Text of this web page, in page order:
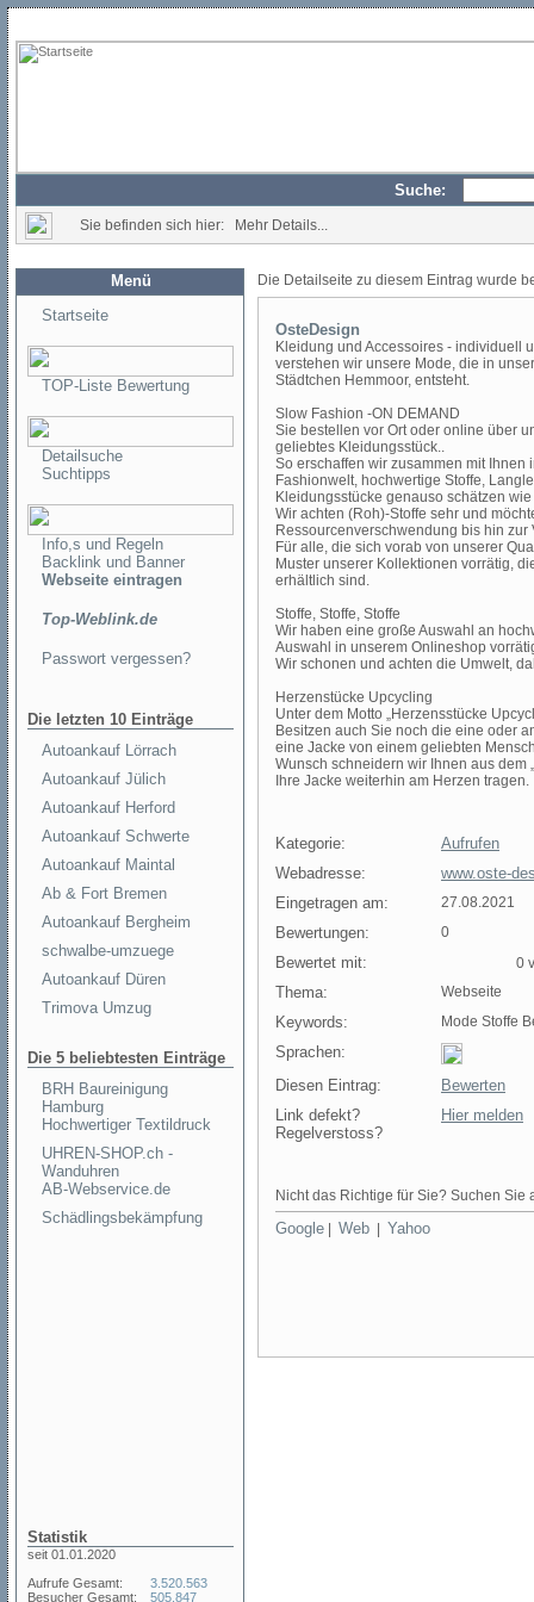
Suche:
Sie befinden sich hier: Mehr Details...
Menü
Startseite
TOP-Liste Bewertung
Detailsuche
Suchtipps
Info,s und Regeln
Backlink und Banner
Webseite eintragen
Top-Weblink.de
Passwort vergessen?
Die letzten 10 Einträge
Autoankauf Lörrach
Autoankauf Jülich
Autoankauf Herford
Autoankauf Schwerte
Autoankauf Maintal
Ab & Fort Bremen
Autoankauf Bergheim
schwalbe-umzuege
Autoankauf Düren
Trimova Umzug
Die 5 beliebtesten Einträge
BRH Baureinigung
Hamburg
Hochwertiger Textildruck
UHREN-SHOP.ch -
Wanduhren
AB-Webservice.de
Schädlingsbekämpfung
Statistik
seit 01.01.2020
Aufrufe Gesamt:
Besucher Gesamt:
3.520.563
505.847
Die Detailseite zu diesem Eintrag wurde
OsteDesign
Kleidung und Accessoires - individuell
verstehen wir unsere Mode, die in
Städtchen Hemmoor, entsteht.
Slow Fashion -ON DEMAND
Sie bestellen vor Ort oder online über
geliebtes Kleidungsstück..
So erschaffen wir zusammen mit
Fashionwelt, hochwertige Stoffe,
Kleidungsstücke genauso schätzen wie
Wir achten (Roh)-Stoffe sehr und
Ressourcenverschwendung bis hin
Für alle, die sich vorab von unserer
Muster unserer Kollektionen vorrätig,
erhältlich sind.
Stoffe, Stoffe, Stoffe
Wir haben eine große Auswahl an
Auswahl in unserem Onlineshop
Wir schonen und achten die Umwelt,
Herzenstücke Upcycling
Unter dem Motto „Herzensstücke
Besitzen auch Sie noch die eine oder
eine Jacke von einem geliebten
Wunsch schneidern wir Ihnen aus dem
Ihre Jacke weiterhin am Herzen tragen.
Kategorie:
Aufrufen
Webadresse:
www.oste-
Eingetragen am:
27.08.2021
Bewertungen: 0
Bewertet mit: 0
Thema: Webseite
Keywords: Mode Stoffe
Sprachen:
Diesen Eintrag:
Bewerten
Link defekt?
Regelverstoss?
Hier melden
Nicht das Richtige für Sie? Suchen Sie
Google Web Yahoo